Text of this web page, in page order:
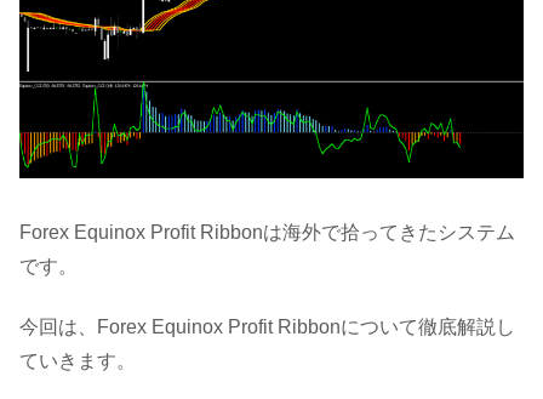
Forex Equinox Profit Ribbonは海外で拾ってきたシステム
です。
今回は、Forex Equinox Profit Ribbonについて徹底解説し
ていきます。